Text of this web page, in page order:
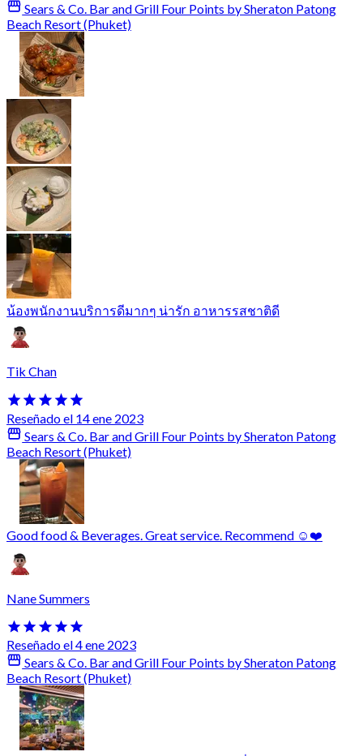
Sears & Co. Bar and Grill Four Points by Sheraton Patong
Beach Resort (Phuket)
น้องพนักงานบริการดีมากๆ น่ารัก อาหารรสชาติดี
Tik Chan
Reseñado el 14 ene 2023
Sears & Co. Bar and Grill Four Points by Sheraton Patong
Beach Resort (Phuket)
Good food & Beverages. Great service. Recommend ☺️❤️
Nane Summers
Reseñado el 4 ene 2023
Sears & Co. Bar and Grill Four Points by Sheraton Patong
Beach Resort (Phuket)